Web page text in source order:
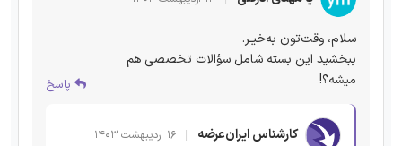
سلام، وقت‌تون به‌خیـر.
ببخشید این بسته شامل سؤالات تخصصی هم
میشه؟!
پاسخ
کارشناس ایران‌عرضه ۱۶ اردیبهشت ۱۴۰۳